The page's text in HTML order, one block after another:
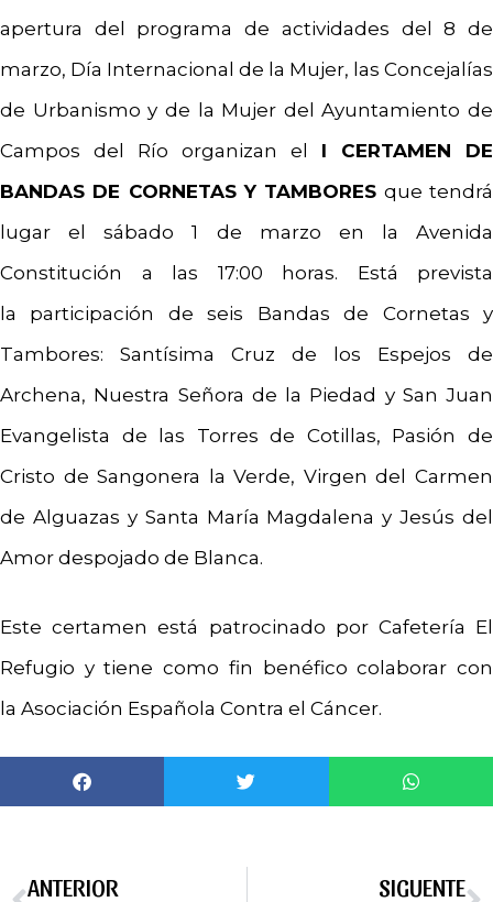
apertura del programa de actividades del 8 de
marzo, Día Internacional de la Mujer, las Concejalías
de Urbanismo y de la Mujer del Ayuntamiento de
Campos del Río organizan el I CERTAMEN DE
BANDAS DE CORNETAS Y TAMBORES que tendrá
lugar el sábado 1 de marzo en la Avenida
Constitución a las 17:00 horas. Está prevista
la participación de seis Bandas de Cornetas y
Tambores: Santísima Cruz de los Espejos de
Archena, Nuestra Señora de la Piedad y San Juan
Evangelista de las Torres de Cotillas, Pasión de
Cristo de Sangonera la Verde, Virgen del Carmen
de Alguazas y Santa María Magdalena y Jesús del
Amor despojado de Blanca.
Este certamen está patrocinado por Cafetería El
Refugio y tiene como fin benéfico colaborar con
la Asociación Española Contra el Cáncer.
ANTERIOR SIGUENTE